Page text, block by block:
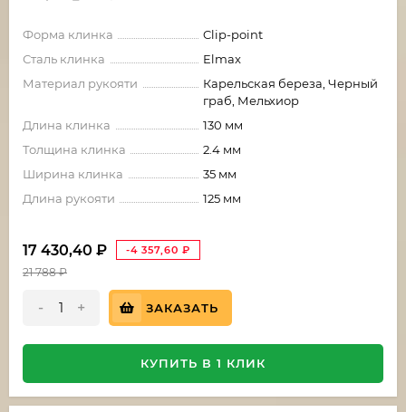
Форма клинка
Clip-point
Сталь клинка
Elmax
Материал рукояти
Карельская береза, Черный
граб, Мельхиор
Длина клинка
130 мм
Толщина клинка
2.4 мм
Ширина клинка
35 мм
Длина рукояти
125 мм
17 430,40 ₽ -4 357,60 ₽
21 788₽
- + ЗАКАЗАТЬ
КУПИТЬ В 1 КЛИК